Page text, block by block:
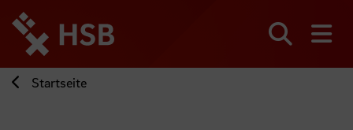
zum
Seiteninhalt
springen
Startseite